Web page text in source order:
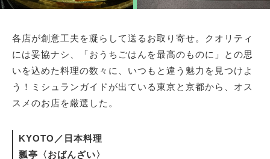
各店が創意工夫を凝らして送るお取り寄せ。クオリティ
には妥協ナシ、「おうちごはんを最高のものに」との思
いを込めた料理の数々に、いつもと違う魅力を見つけよ
う！ミシュランガイドが出ている東京と京都から、オス
スメのお店を厳選した。
KYOTO／日本料理
瓢亭〈おばんざい〉